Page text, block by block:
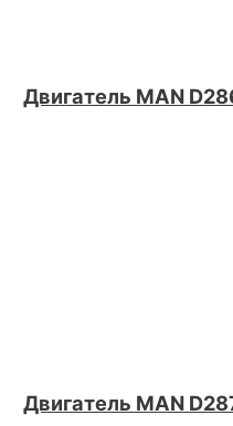
Двигатель MAN
Двигатель MAN